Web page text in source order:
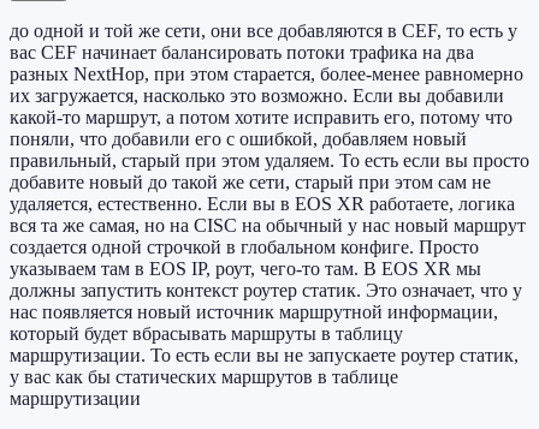
до одной и той же сети, они все добавляются в CEF, то есть у
вас CEF начинает балансировать потоки трафика на два
разных NextHop, при этом старается, более-менее равномерно
их загружается, насколько это возможно. Если вы добавили
какой-то маршрут, а потом хотите исправить его, потому что
поняли, что добавили его с ошибкой, добавляем новый
правильный, старый при этом удаляем. То есть если вы просто
добавите новый до такой же сети, старый при этом сам не
удаляется, естественно. Если вы в EOS XR работаете, логика
вся та же самая, но на CISC на обычный у нас новый маршрут
создается одной строчкой в глобальном конфиге. Просто
указываем там в EOS IP, роут, чего-то там. В EOS XR мы
должны запустить контекст роутер статик. Это означает, что у
нас появляется новый источник маршрутной информации,
который будет вбрасывать маршруты в таблицу
маршрутизации. То есть если вы не запускаете роутер статик,
у вас как бы статических маршрутов в таблице
маршрутизации